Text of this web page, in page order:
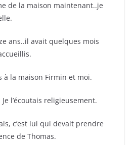
de la maison maintenant..je
ans..il avait quelques mois
à la maison Firmin et moi.
l’écoutais religieusement.
c’est lui qui devait prendre
de Thomas.